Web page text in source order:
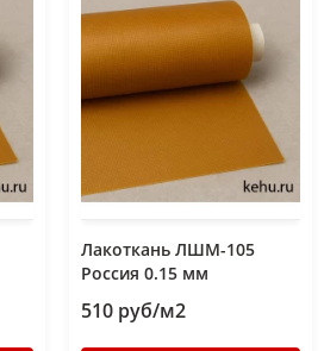
Лакоткань ЛШМ-105
Россия 0.15 мм
510 руб/м2